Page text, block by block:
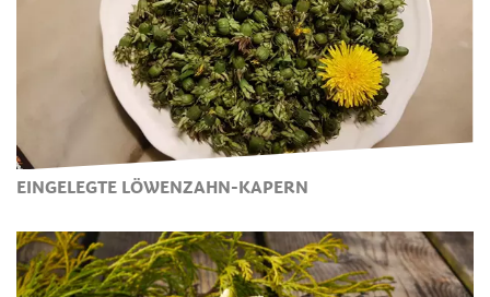
EINGELEGTE LÖWENZAHN-KAPERN